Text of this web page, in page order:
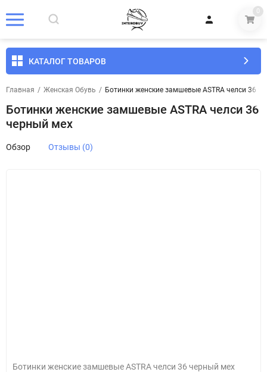
0
КАТАЛОГ ТОВАРОВ
Главная / Женская Обувь / Ботинки женские замшевые ASTRA челси 36
Ботинки женские замшевые ASTRA челси 36
черный мех
Обзор Отзывы (0)
Ботинки женские замшевые ASTRA челси 36 черный мех